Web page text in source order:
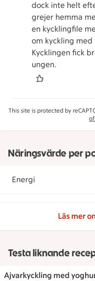
dock inte helt
grejer hemma
en kycklingfile
om kyckling med
Kycklingen fick
ungen.
This site is protected by
of
Näringsvärde per
Energi
Läs mer
Testa liknande
Ajvarkyckling med